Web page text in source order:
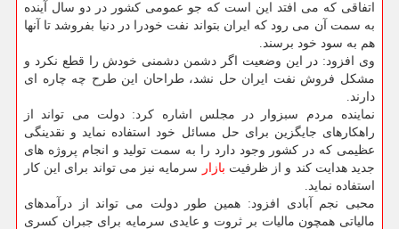
اتفاقی که می افتد این است که جو عمومی کشور در دو سال آینده
به سمت آن می رود که ایران بتواند نفت خودرا در دنیا بفروشد تا آنها
هم به سود خود برسند.
وی افزود: در این وضعیت اگر دشمن دشمنی خودش را قطع نکرد و
مشکل فروش نفت ایران حل نشد، طراحان این طرح چه چاره ای
دارند.
نماینده مردم سبزوار در مجلس اشاره کرد: دولت می تواند از
راهکارهای جایگزین برای حل مسائل خود استفاده نماید و نقدینگی
عظیمی که در کشور وجود دارد را به سمت تولید و انجام پروژه های
جدید هدایت کند و از ظرفیت بازار
سرمایه نیز می تواند برای این کار
استفاده نماید.
محبی نجم آبادی افزود: همین طور دولت می تواند از درآمدهای
مالیاتی همچون مالیات بر ثروت و عایدی سرمایه برای جبران کسری